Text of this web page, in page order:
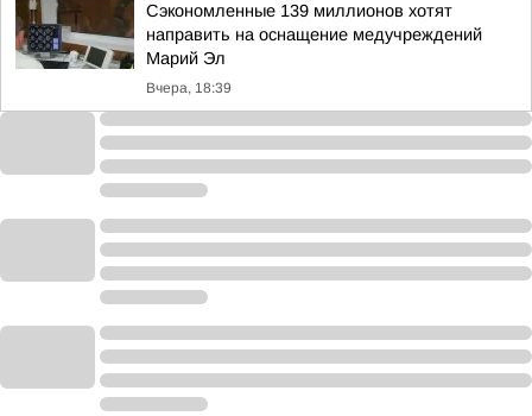
Сэкономленные 139 миллионов хотят
направить на оснащение медучреждений
Марий Эл
Вчера, 18:39